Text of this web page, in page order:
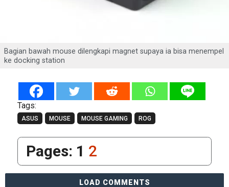
Bagian bawah mouse dilengkapi magnet supaya ia bisa menempel
ke docking station
Tags:
ASUS MOUSE MOUSE GAMING ROG
Pages: 1 2
LOAD COMMENTS